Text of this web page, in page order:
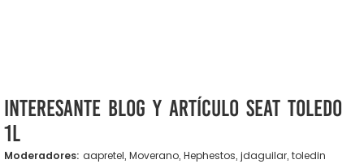
Interesante blog y artículo Seat Toledo
1L
Moderadores: aapretel, Moverano, Hephestos, jdaguilar, toledin